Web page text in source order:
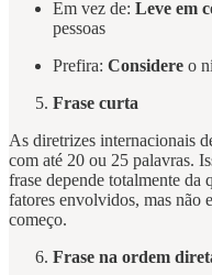
Em vez de: Leve em
pessoas
Prefira: Considere o
Frase curta
As diretrizes internacionais
com até 20 ou 25 palavras.
frase depende totalmente da
fatores envolvidos, mas não
começo.
Frase na ordem